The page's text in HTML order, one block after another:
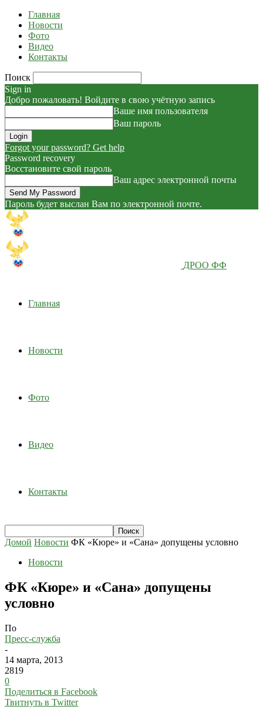
Главная
Новости
Фото
Видео
Контакты
Поиск
Sign in
Добро пожаловать! Войдите в свою учётную запись
Ваше имя пользователя
Ваш пароль
Forgot your password? Get help
Password recovery
Восстановите свой пароль
Ваш адрес электронной почты
Пароль будет выслан Вам по электронной почте.
ДРОО ФФ
Главная
Новости
Фото
Видео
Контакты
Домой Новости ФК «Кюре» и «Сана» допущены условно
Новости
ФК «Кюре» и «Сана» допущены
условно
По
Пресс-служба
-
14 марта, 2013
2819
0
Поделиться в Facebook
Твитнуть в Twitter